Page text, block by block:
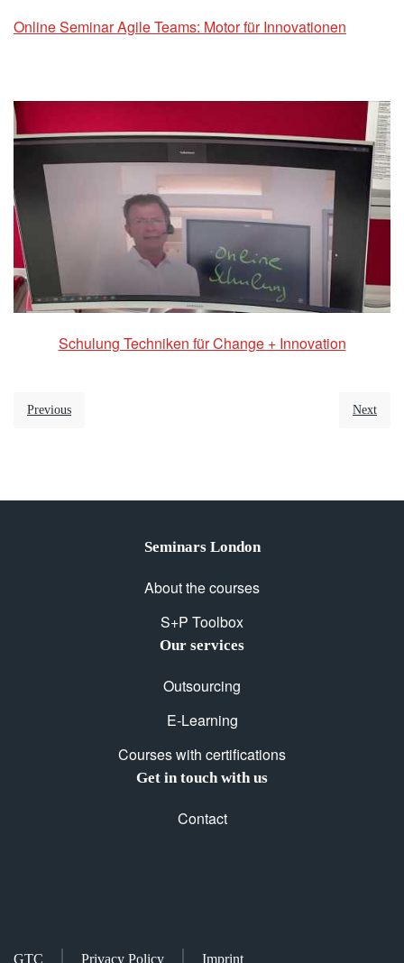
Online Seminar Agile Teams: Motor für Innovationen
Schulung Techniken für Change + Innovation
Previous Next
Seminars London
About the courses
S+P Toolbox
Our services
Outsourcing
E-Learning
Courses with certifications
Get in touch with us
Contact
GTC Privacy Policy Imprint